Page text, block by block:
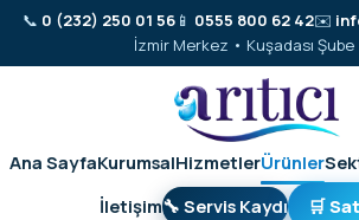
📞 0 (232) 250 01 56📱 0555 800 62 42✉️
İzmir Merkez • Kuşadası Şube
Ana SayfaKurumsalHizmetlerÜrünler
İletişim🔧 Servis Kaydı 🛒